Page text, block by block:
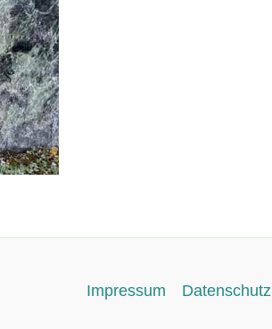
Impressum Datenschutz